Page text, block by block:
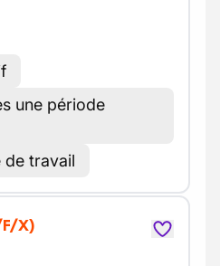
une période
de travail
X)